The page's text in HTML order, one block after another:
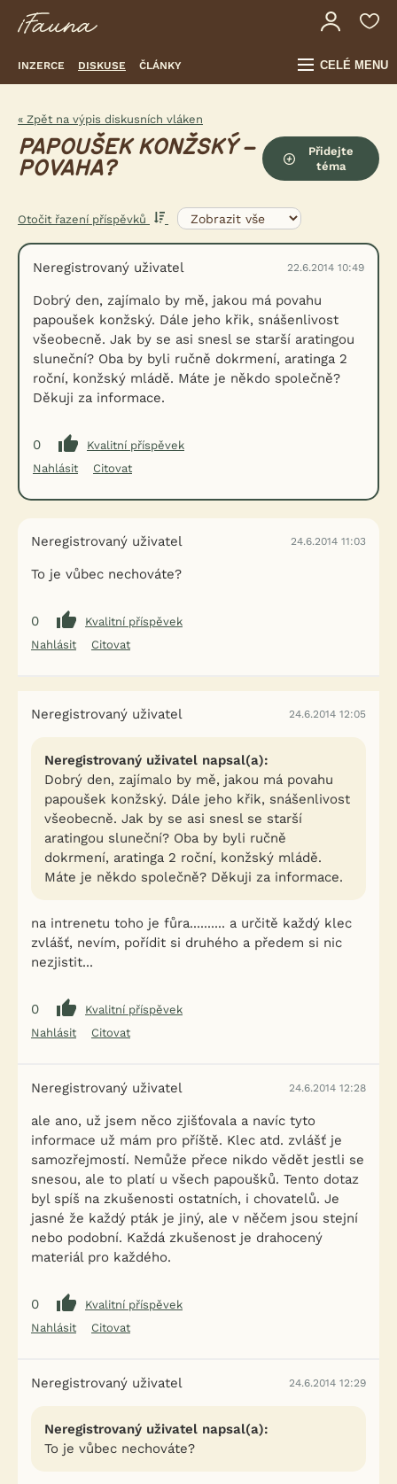
INZERCE DISKUSE ČLÁNKY CELÉ MENU
« Zpět na výpis diskusních vláken
PAPOUŠEK KONŽSKÝ –
POVAHA?
Přidejte
téma
Otočit řazení příspěvků
Neregistrovaný uživatel 22.6.2014 10:49
Dobrý den, zajímalo by mě, jakou má povahu
papoušek konžský. Dále jeho křik, snášenlivost
všeobecně. Jak by se asi snesl se starší aratingou
sluneční? Oba by byli ručně dokrmení, aratinga 2
roční, konžský mládě. Máte je někdo společně?
Děkuji za informace.
0
Kvalitní příspěvek
Nahlásit
Citovat
Neregistrovaný uživatel 24.6.2014 11:03
To je vůbec nechováte?
0
Kvalitní příspěvek
Nahlásit
Citovat
Neregistrovaný uživatel 24.6.2014 12:05
Neregistrovaný uživatel napsal(a):
Dobrý den, zajímalo by mě, jakou má povahu
papoušek konžský. Dále jeho křik, snášenlivost
všeobecně. Jak by se asi snesl se starší
aratingou sluneční? Oba by byli ručně
dokrmení, aratinga 2 roční, konžský mládě.
Máte je někdo společně? Děkuji za informace.
na intrenetu toho je fůra.......... a určitě každý klec
zvlášť, nevím, pořídit si druhého a předem si nic
nezjistit...
0
Kvalitní příspěvek
Nahlásit
Citovat
Neregistrovaný uživatel 24.6.2014 12:28
ale ano, už jsem něco zjišťovala a navíc tyto
informace už mám pro příště. Klec atd. zvlášť je
samozřejmostí. Nemůže přece nikdo vědět jestli se
snesou, ale to platí u všech papoušků. Tento dotaz
byl spíš na zkušenosti ostatních, i chovatelů. Je
jasné že každý pták je jiný, ale v něčem jsou stejní
nebo podobní. Každá zkušenost je drahocený
materiál pro každého.
0
Kvalitní příspěvek
Nahlásit
Citovat
Neregistrovaný uživatel 24.6.2014 12:29
Neregistrovaný uživatel napsal(a):
To je vůbec nechováte?